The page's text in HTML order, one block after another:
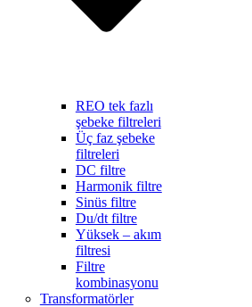
REO tek fazlı
şebeke filtreleri
Üç faz şebeke
filtreleri
DC filtre
Harmonik filtre
Sinüs filtre
Du/dt filtre
Yüksek – akım
filtresi
Filtre
kombinasyonu
Transformatörler